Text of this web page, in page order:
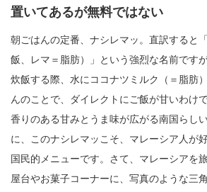
置いてあるが無料ではない
朝ごはんの定番、ナシレマッ。直訳すると
飯、レマ＝脂肪）」という強烈な名前です
炊飯する際、水にココナツミルク（＝脂肪
んのことで、ダイレクトにご飯が甘いわけ
香りのある甘みとうま味が広がる南国らし
に、このナシレマッこそ、マレーシア人が
国民的メニューです。さて、マレーシアを
屋台やお菓子コーナーに、写真のような三